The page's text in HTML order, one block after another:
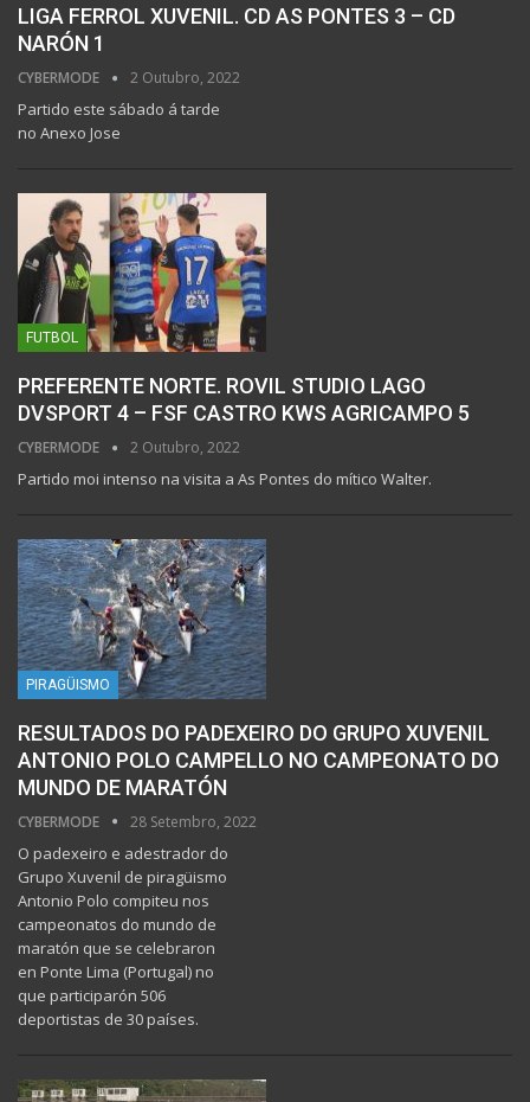
LIGA FERROL XUVENIL. CD AS PONTES 3 – CD
NARÓN 1
CYBERMODE 2 Outubro, 2022
Partido este sábado á tarde
no Anexo Jose
FUTBOL
PREFERENTE NORTE. ROVIL STUDIO LAGO
DVSPORT 4 – FSF CASTRO KWS AGRICAMPO 5
CYBERMODE 2 Outubro, 2022
Partido moi intenso na visita a As Pontes do mítico Walter.
PIRAGÜISMO
RESULTADOS DO PADEXEIRO DO GRUPO XUVENIL
ANTONIO POLO CAMPELLO NO CAMPEONATO DO
MUNDO DE MARATÓN
CYBERMODE 28 Setembro, 2022
O padexeiro e adestrador do
Grupo Xuvenil de piragüismo
Antonio Polo compiteu nos
campeonatos do mundo de
maratón que se celebraron
en Ponte Lima (Portugal) no
que participarón 506
deportistas de 30 países.